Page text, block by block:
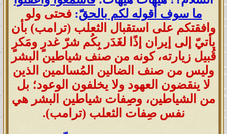
ما سوف أقوله لكم بالحقّ: فحتى ولو
وافقتكم على استقبال الثعلب (ترامب) بأن
يأتيّ إلى إيران إذًا لغَدَر بِكُم شرّ غدرٍ ومَكرٍ
قُبيل زيارته، كونه من صنف شياطين البشر
وليس من صنف الضالين المُسالمين الذين
لا ينقضون العهود ولا يخلفون الوعود؛ بل
من الشياطين، وصِفات شياطين البشر هي
نفس صِفات الثعلب (ترامب).